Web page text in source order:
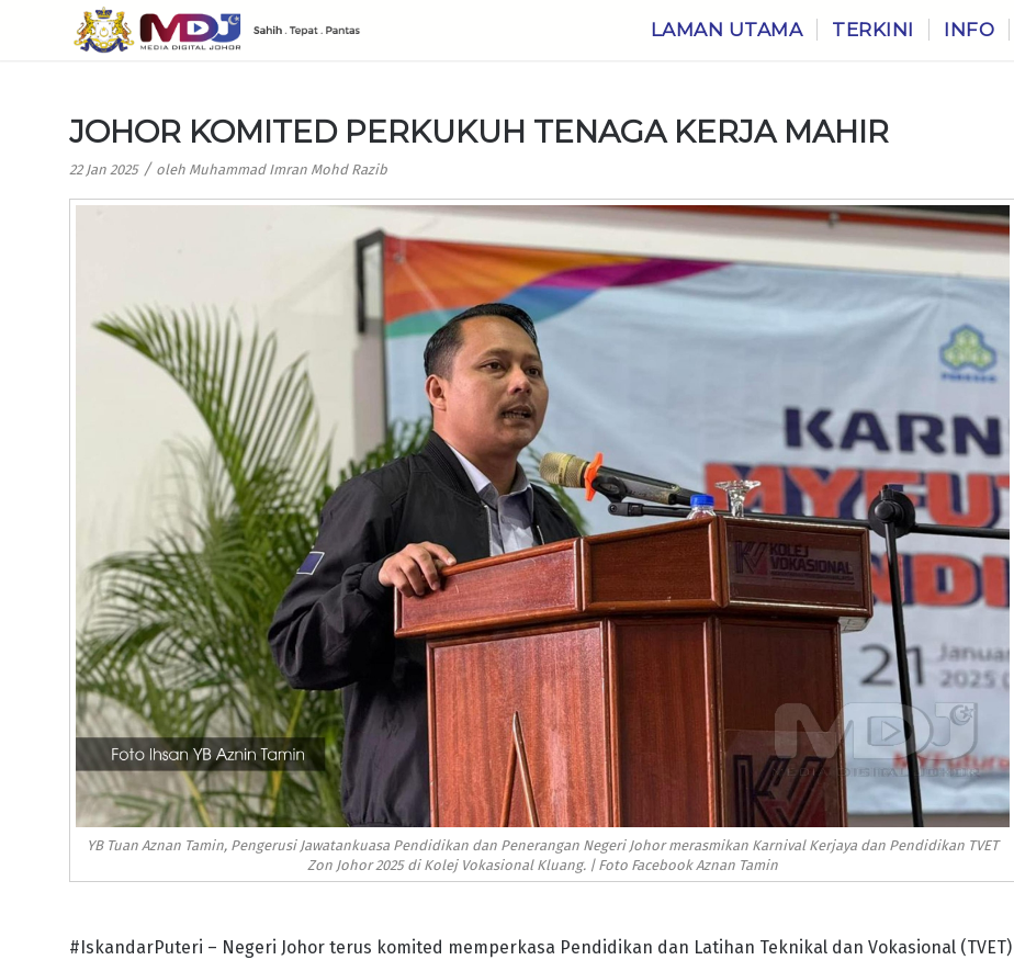
LAMAN UTAMA TERKINI INFO
JOHOR KOMITED PERKUKUH TENAGA KERJA MAHIR
22 Jan 2025 / oleh Muhammad Imran Mohd Razib
YB Tuan Aznan Tamin, Pengerusi Jawatankuasa Pendidikan dan Penerangan Negeri Johor merasmikan Karnival Kerjaya dan Pendidikan TVET
Zon Johor 2025 di Kolej Vokasional Kluang. | Foto Facebook Aznan Tamin
#IskandarPuteri – Negeri Johor terus komited memperkasa Pendidikan dan Latihan Teknikal dan Vokasional (TVET)